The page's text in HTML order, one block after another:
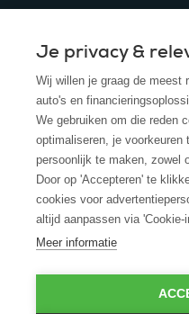
© 2025 - ROS Krediet
Algemene
Disclaimer
Privacy Policy
Cookies
Cookie policy
Je privacy &
Wij willen je graag de meest
auto's en
We gebruiken om die reden
optimaliseren, je voorkeuren
persoonlijk te maken, zowel
Door op 'Accepteren' te
cookies voor
altijd aanpassen via 'Cookie-
Meer informatie